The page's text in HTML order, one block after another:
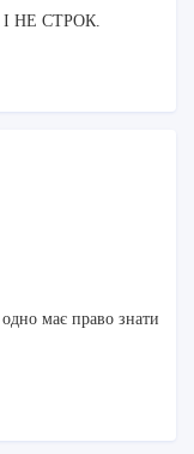
НЕ СТРОК.
має право знати